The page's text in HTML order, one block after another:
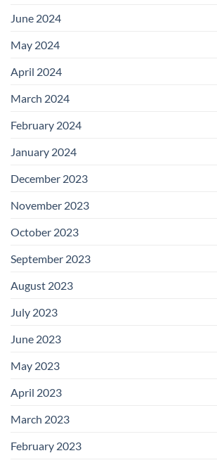
June 2024
May 2024
April 2024
March 2024
February 2024
January 2024
December 2023
November 2023
October 2023
September 2023
August 2023
July 2023
June 2023
May 2023
April 2023
March 2023
February 2023